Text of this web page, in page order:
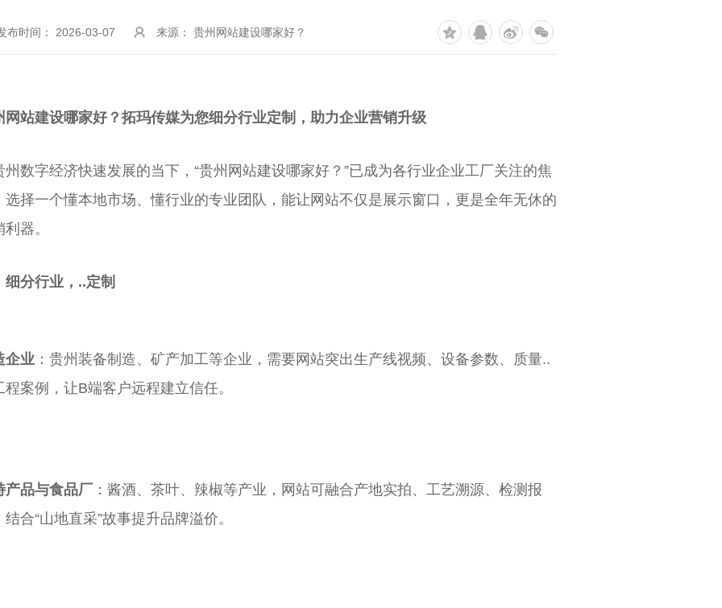
产品测试9
布时间： 2026-03-07 来源： 贵州网站建设哪家好？
网站建设哪家好？拓玛传媒为您细分行业定制，助力企业营销升级
州数字经济快速发展的当下，“贵州网站建设哪家好？”已成为各行业企业工厂关注的焦
选择一个懂本地市场、懂行业的专业团队，能让网站不仅是展示窗口，更是全年无休的
器。
细分行业，..定制
企业 ：贵州装备制造、矿产加工等企业，需要网站突出生产线视频、设备参数、质量..
程案例，让B端客户远程建立信任。
产品与食品厂 ：酱酒、茶叶、辣椒等产业，网站可融合产地实拍、工艺溯源、检测报
结合“山地直采”故事提升品牌溢价。